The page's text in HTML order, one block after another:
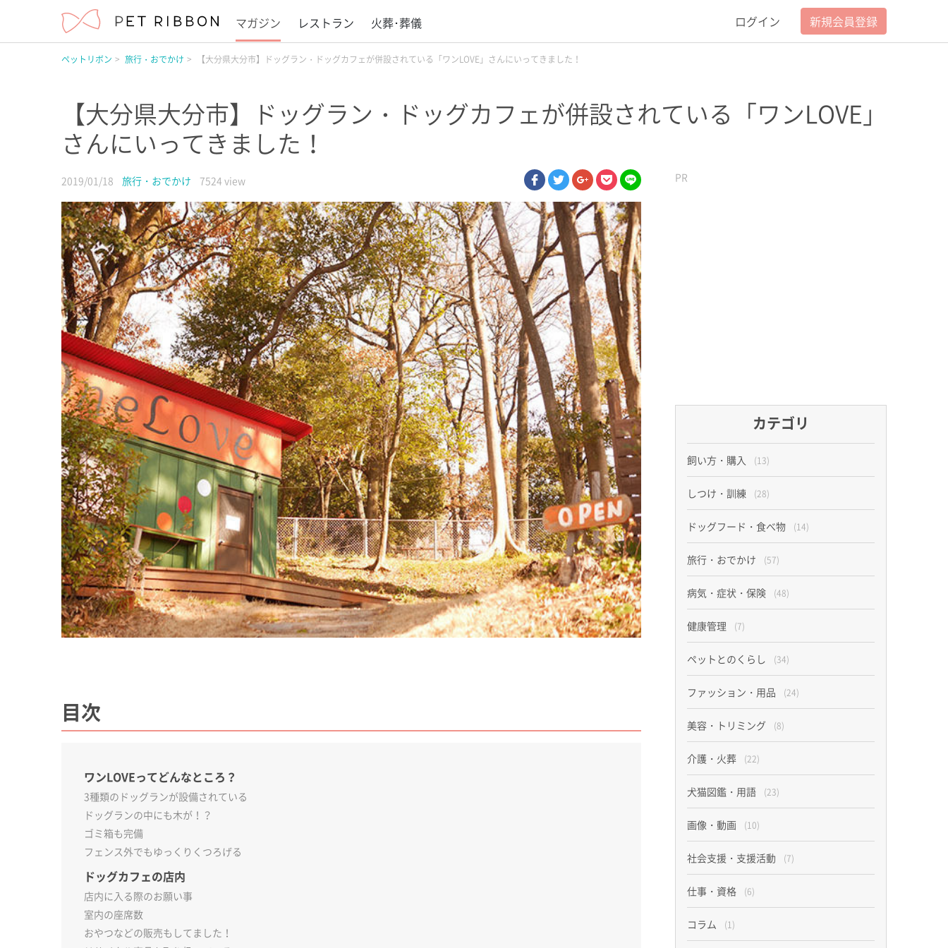
マガジン レストラン 火葬･葬儀 ログイン 新規会員登録
ペットリボン 旅行・おでかけ 【大分県大分市】ドッグラン・ドッグカフェが併設されている「ワンLOVE」さんにいってきました！
【大分県大分市】ドッグラン・ドッグカフェが併設されている「ワンLOVE」
さんにいってきました！
2019/01/18 旅行・おでかけ 7524 view facebook
twittergoogle plus
pocketline
目次
ワンLOVEってどんなところ？
3種類のドッグランが設備されている
ドッグランの中にも木が！？
ゴミ箱も完備
フェンス外でもゆっくりくつろげる
ドッグカフェの店内
店内に入る際のお願い事
室内の座席数
おやつなどの販売もしてました！
PR
カテゴリ
飼い方・購入 (13)
しつけ・訓練 (28)
ドッグフード・食べ物 (14)
旅行・おでかけ (57)
病気・症状・保険 (48)
健康管理 (7)
ペットとのくらし (34)
ファッション・用品 (24)
美容・トリミング (8)
介護・火葬 (22)
犬猫図鑑・用語 (23)
画像・動画 (10)
社会支援・支援活動 (7)
仕事・資格 (6)
コラム (1)